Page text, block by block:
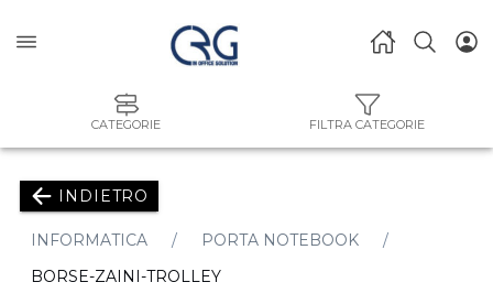
CATEGORIE FILTRA CATEGORIE
INDIETRO
INFORMATICA
PORTA NOTEBOOK
BORSE-ZAINI-TROLLEY